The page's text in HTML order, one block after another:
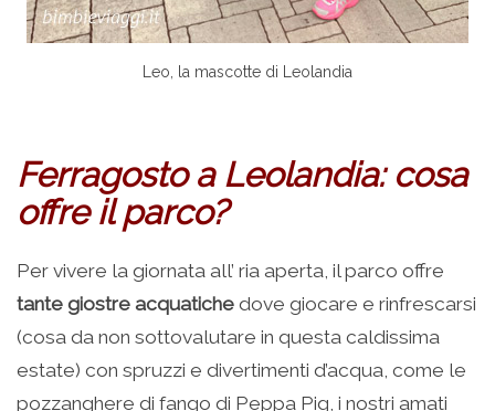
Leo, la mascotte di Leolandia
Ferragosto a Leolandia: cosa
offre il parco?
Per vivere la giornata all’ ria aperta, il parco offre
tante giostre acquatiche dove giocare e rinfrescarsi
(cosa da non sottovalutare in questa caldissima
estate) con spruzzi e divertimenti d’acqua, come le
pozzanghere di fango di Peppa Pig, i nostri amati